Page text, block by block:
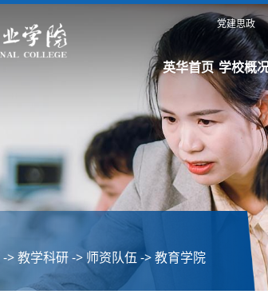
党建思政
英华首页 学校概
->教学科研-> 师资队伍 ->教育学院